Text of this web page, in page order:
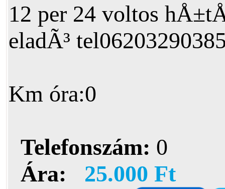
12 per 24 voltos
eladÃ³
Km óra:0
Telefonszám: 0
Ára:
25.000 Ft